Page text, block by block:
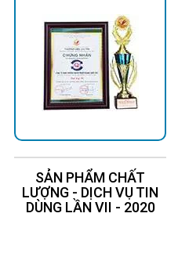
SẢN PHẨM CHẤT
LƯỢNG - DỊCH VỤ TIN
DÙNG LẦN VII - 2020